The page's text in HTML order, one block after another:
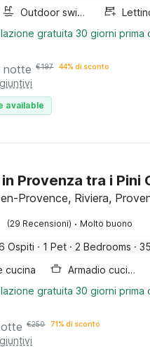
Outdoor swimming pool
gratuita 30 giorni prima
notte €197 44% di sconto
available
Provenza tra i Pini
Provence, Riviera,
(29 Recensioni) · Molto buono
Ospiti · 1 Pet · 2 Bedrooms ·
cucina
Armadio cucina
gratuita 30 giorni prima
€250 71% di sconto